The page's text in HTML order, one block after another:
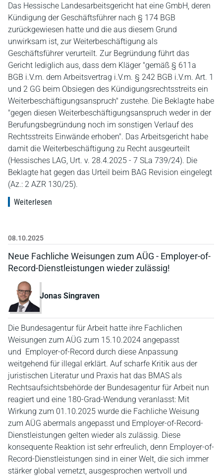
Das Hessische Landesarbeitsgericht hat eine GmbH, deren
Kündigung der Geschäftsführer nach § 174 BGB
zurückgewiesen hatte und die aus diesem Grund
unwirksam ist, zur Weiterbeschäftigung als
Geschäftsführer verurteilt. Zur Begründung führt das
Gericht lediglich aus, dass dem Kläger "gemäß § 611a
BGB i.V.m. dem Arbeitsvertrag i.V.m. § 242 BGB i.V.m. Art. 1
und 2 GG beim Obsiegen des Kündigungsrechtsstreits ein
Weiterbeschäftigungsanspruch" zustehe. Die Beklagte habe
"gegen diesen Weiterbeschäftigungsanspruch weder in der
Berufungsbegründung noch im sonstigen Verlauf des
Rechtsstreits Einwände erhoben". Das Arbeitsgericht habe
damit die Weiterbeschäftigung zu Recht ausgeurteilt
(Hessisches LAG, Urt. v. 28.4.2025 - 7 SLa 739/24). Die
Beklagte hat gegen das Urteil beim BAG Revision eingelegt
(Az.: 2 AZR 130/25).
Weiterlesen
08.10.2025
Neue Fachliche Weisungen zum AÜG - Employer-of-
Record-Dienstleistungen wieder zulässig!
Jonas Singraven
Die Bundesagentur für Arbeit hatte ihre Fachlichen
Weisungen zum AÜG zum 15.10.2024 angepasst
und Employer-of-Record durch diese Anpassung
weitgehend für illegal erklärt. Auf scharfe Kritik aus der
juristischen Literatur und Praxis hat das BMAS als
Rechtsaufsichtsbehörde der Bundesagentur für Arbeit nun
reagiert und eine 180-Grad-Wendung veranlasst: Mit
Wirkung zum 01.10.2025 wurde die Fachliche Weisung
zum AÜG abermals angepasst und Employer-of-Record-
Dienstleistungen gelten wieder als zulässig. Diese
konsequente Reaktion ist sehr erfreulich, denn Employer-of-
Record-Dienstleistungen sind in einer Welt, die sich immer
stärker global vernetzt, ausgesprochen wertvoll und